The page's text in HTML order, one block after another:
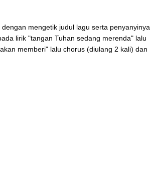
mengetik judul lagu serta penyanyinya.
lirik "tangan Tuhan sedang merenda" lalu
memberi" lalu chorus (diulang 2 kali) dan